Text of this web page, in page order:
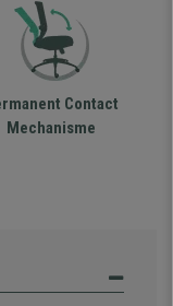
Contact
Mechanisme